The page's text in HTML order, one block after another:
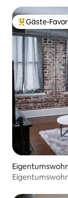
Beliebter
Gäste-